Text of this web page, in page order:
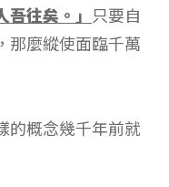
吾往矣。」 只要自
那麼縱使面臨千萬
的概念幾千年前就